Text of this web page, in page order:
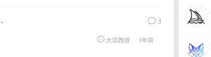
3
大话西游 1年前